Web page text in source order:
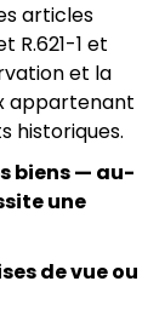
articles
R.621-1 et
et la
appartenant
historiques.
biens — au-
une
de vue ou